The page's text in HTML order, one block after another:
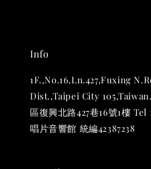
Info
1F.,No.16,Ln.427,Fuxing
Dist.,Taipei City
區復興北路427巷16號1樓
唱片音響館 統編42387238